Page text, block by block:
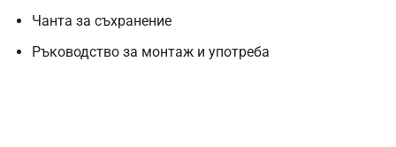
Чанта за съхранение
Ръководство за монтаж и употреба